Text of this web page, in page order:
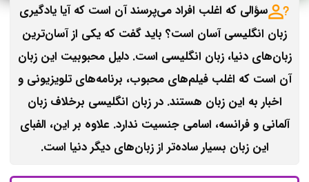
سؤالی که اغلب افراد می‌پرسند آن است که آیا یادگیری
زبان انگلیسی آسان است؟ باید گفت که یکی از آسان‌ترین
زبان‌های دنیا، زبان انگلیسی است. دلیل محبوبیت این زبان
آن است که اغلب فیلم‌های محبوب، برنامه‌های تلویزیونی و
اخبار به این زبان هستند. در زبان انگلیسی برخلاف زبان
آلمانی و فرانسه، اسامی جنسیت ندارد. علاوه بر این، الفبای
این زبان بسیار ساده‌تر از زبان‌های دیگر دنیا است.